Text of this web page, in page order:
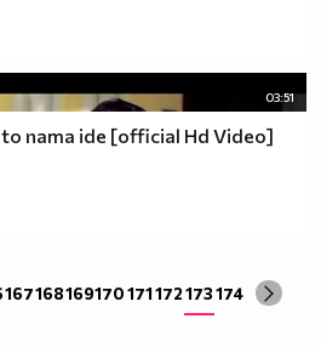
03:51
nama ide [official Hd Video]
167168169170171 172173174